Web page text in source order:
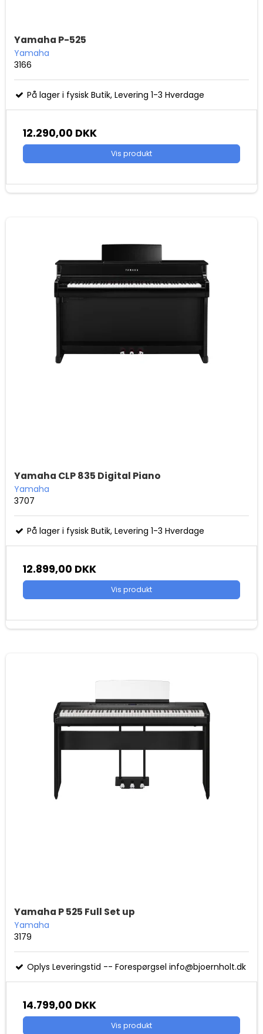
Yamaha P-525
Yamaha
3166
På lager i fysisk Butik, Levering 1-3 Hverdage
12.290,00 DKK
Vis produkt
Yamaha CLP 835 Digital Piano
Yamaha
3707
På lager i fysisk Butik, Levering 1-3 Hverdage
12.899,00 DKK
Vis produkt
Yamaha P 525 Full Set up
Yamaha
3179
Oplys Leveringstid -- Forespørgsel info@bjoernholt.dk
14.799,00 DKK
Vis produkt